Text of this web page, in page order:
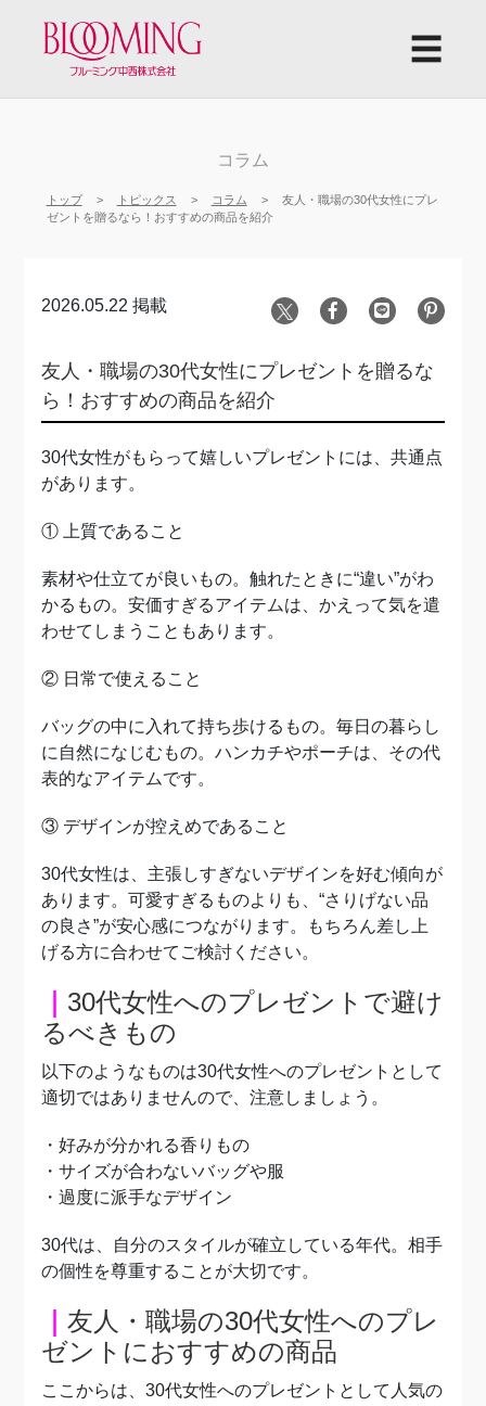
☰
コラム
トップ トピックス コラム
友人・職場の30代女性にプレ
ゼントを贈るなら！おすすめの商品を紹介
2026.05.22 掲載
友人・職場の30代女性にプレゼントを贈るな
ら！おすすめの商品を紹介
30代女性がもらって嬉しいプレゼントには、共通点
があります。
① 上質であること
素材や仕立てが良いもの。触れたときに“違い”がわ
かるもの。安価すぎるアイテムは、かえって気を遣
わせてしまうこともあります。
② 日常で使えること
バッグの中に入れて持ち歩けるもの。毎日の暮らし
に自然になじむもの。ハンカチやポーチは、その代
表的なアイテムです。
③ デザインが控えめであること
30代女性は、主張しすぎないデザインを好む傾向が
あります。可愛すぎるものよりも、“さりげない品
の良さ”が安心感につながります。
もちろん差し上
げる方に合わせてご検討ください。
30代女性へのプレゼントで避け
るべきもの
以下のようなものは30代女性へのプレゼントとして
適切ではありませんので、注意しましょう。
・好みが分かれる香りもの
・サイズが合わないバッグや服
・過度に派手なデザイン
30代は、自分のスタイルが確立している年代。相手
の個性を尊重することが大切です。
｜友人・職場の30代女性へのプレ
ゼントにおすすめの商品
ここからは、30代女性へのプレゼントとして 人気の